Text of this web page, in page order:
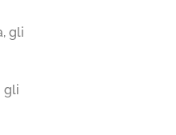
gli
gli